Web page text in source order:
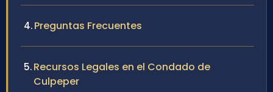
Preguntas Frecuentes
Recursos Legales en el Condado de
Culpeper